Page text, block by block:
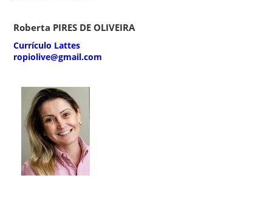
Roberta PIRES DE OLIVEIRA
Currículo Lattes
ropiolive@gmail.com